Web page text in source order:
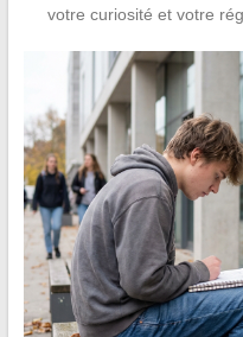
votre curiosité et votre